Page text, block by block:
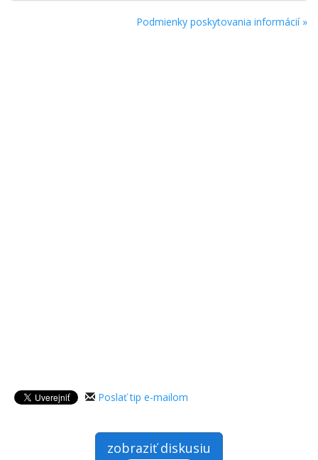
Podmienky poskytovania informácií »
Poslať tip e-mailom
zobraziť diskusiu